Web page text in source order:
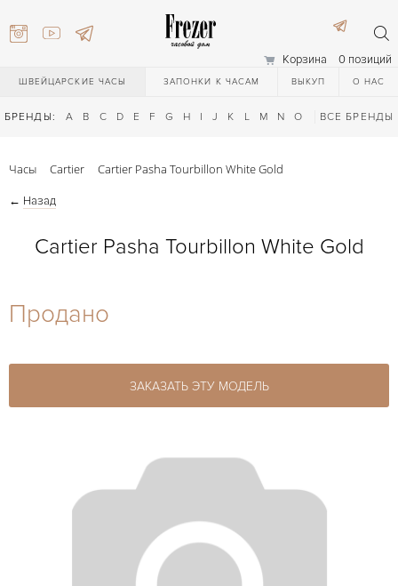
Корзина 0 позиций
ШВЕЙЦАРСКИЕ ЧАСЫ ЗАПОНКИ К ЧАСАМ ВЫКУП О НАС
БРЕНДЫ: A B C D E F G H I J K L M N O Q R S T
ВСЕ БРЕНДЫ
27-44
27-44
Часы Cartier Cartier Pasha Tourbillon White Gold
← Назад
Cartier Pasha Tourbillon White Gold
Продано
ЗАКАЗАТЬ ЭТУ МОДЕЛЬ